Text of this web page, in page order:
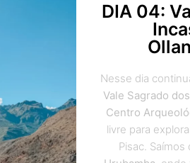
DIA 04:
Nesse dia
Vale Sagrado
Centro
livre para
Pisac.